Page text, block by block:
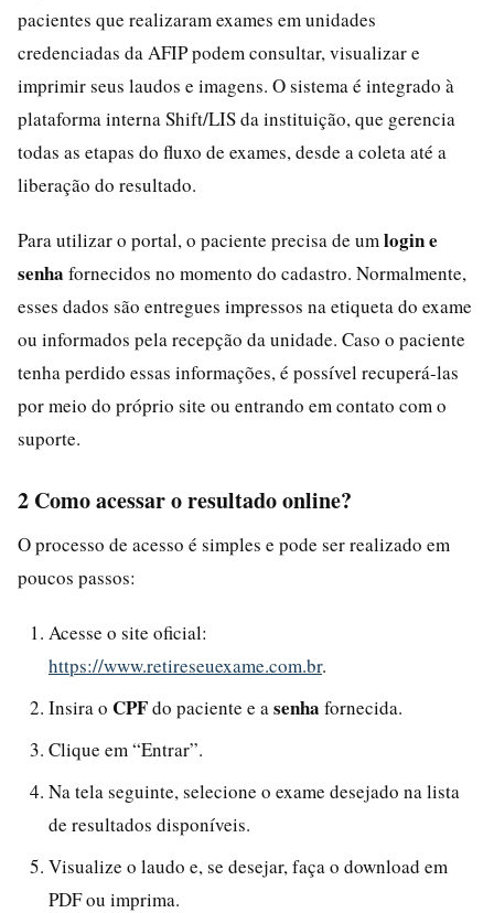
pacientes que realizaram exames em unidades
credenciadas da AFIP podem consultar, visualizar e
imprimir seus laudos e imagens. O sistema é integrado à
plataforma interna Shift/LIS da instituição, que gerencia
todas as etapas do fluxo de exames, desde a coleta até a
liberação do resultado.
Para utilizar o portal, o paciente precisa de um login e
senha fornecidos no momento do cadastro. Normalmente,
esses dados são entregues impressos na etiqueta do exame
ou informados pela recepção da unidade. Caso o paciente
tenha perdido essas informações, é possível recuperá-las
por meio do próprio site ou entrando em contato com o
suporte.
2 Como acessar o resultado online?
O processo de acesso é simples e pode ser realizado em
poucos passos:
Acesse o site oficial:
https://www.retireseuexame.com.br.
Insira o CPFdo paciente e a senha fornecida.
Clique em “Entrar”.
Na tela seguinte, selecione o exame desejado na lista
de resultados disponíveis.
Visualize o laudo e, se desejar, faça o download em
PDF ou imprima.